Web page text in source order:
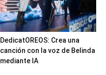
DedicatOREOS: Crea una
canción con la voz de Belinda
mediante IA